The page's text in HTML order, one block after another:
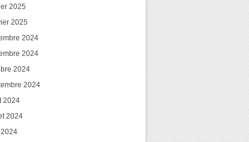
2025
2025
2024
2024
2024
2024
2024
2024